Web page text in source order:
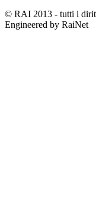
© RAI 2013 - tutti i
Engineered by RaiNet